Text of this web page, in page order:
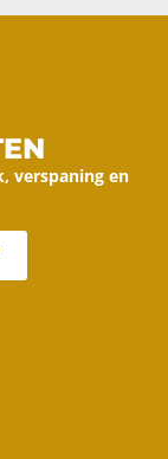
verspaning en